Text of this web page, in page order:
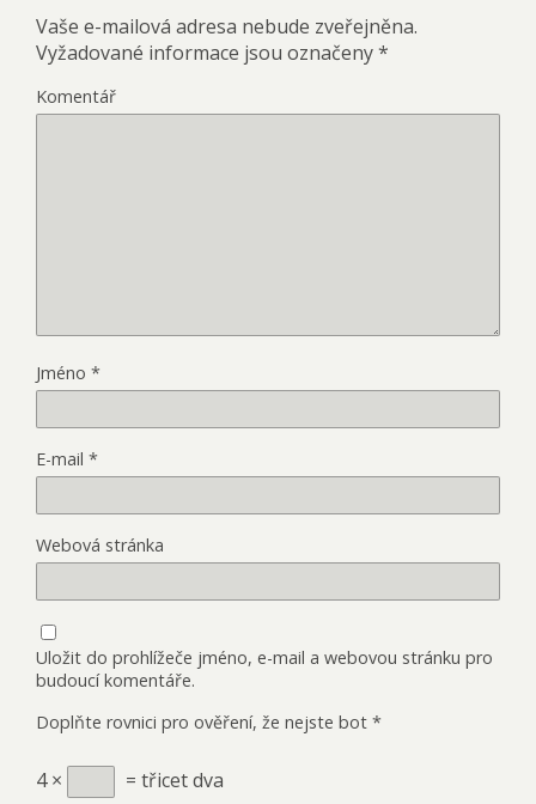
Vaše e-mailová adresa nebude zveřejněna.
Vyžadované informace jsou označeny*
Komentář
Jméno *
E-mail *
Webová stránka
Uložit do prohlížeče jméno, e-mail a webovou stránku pro
budoucí komentáře.
Doplňte rovnici pro ověření, že nejste bot *
4 × = třicet dva